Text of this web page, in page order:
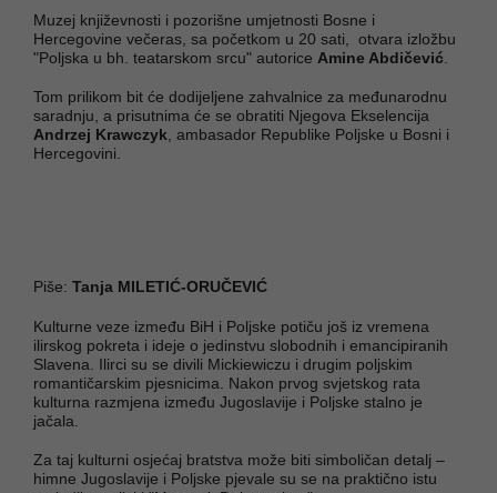
Muzej književnosti i pozorišne umjetnosti Bosne i
Hercegovine večeras, sa početkom u 20 sati, otvara izložbu
"Poljska u bh. teatarskom srcu" autorice Amine Abdičević
Tom prilikom bit će dodijeljene zahvalnice za međunarodnu
saradnju, a prisutnima će se obratiti Njegova Ekselencija
Andrzej Krawczyk , ambasador Republike Poljske u Bosni i
Hercegovini.
Piše: Tanja MILETIĆ-ORUČEVIĆ
Kulturne veze između BiH i Poljske potiču još iz vremena
ilirskog pokreta i ideje o jedinstvu slobodnih i emancipiranih
Slavena. Ilirci su se divili Mickiewiczu i drugim poljskim
romantičarskim pjesnicima. Nakon prvog svjetskog rata
kulturna razmjena između Jugoslavije i Poljske stalno je
jačala.
Za taj kulturni osjećaj bratstva može biti simboličan detalj –
himne Jugoslavije i Poljske pjevale su se na praktično istu